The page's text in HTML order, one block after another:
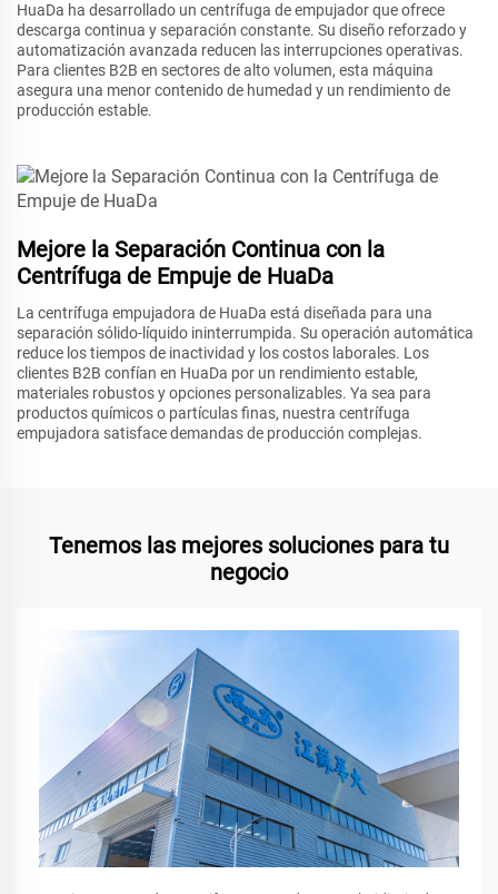
HuaDa ha desarrollado un centrífuga de empujador que ofrece
descarga continua y separación constante. Su diseño reforzado y
automatización avanzada reducen las interrupciones operativas.
Para clientes B2B en sectores de alto volumen, esta máquina
asegura una menor contenido de humedad y un rendimiento de
producción estable.
Mejore la Separación Continua con la
Centrífuga de Empuje de HuaDa
La centrífuga empujadora de HuaDa está diseñada para una
separación sólido-líquido ininterrumpida. Su operación automática
reduce los tiempos de inactividad y los costos laborales. Los
clientes B2B confían en HuaDa por un rendimiento estable,
materiales robustos y opciones personalizables. Ya sea para
productos químicos o partículas finas, nuestra centrífuga
empujadora satisface demandas de producción complejas.
Tenemos las mejores soluciones para tu
negocio